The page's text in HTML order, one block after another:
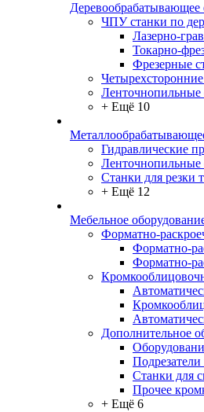
Деревообрабатывающее
ЧПУ станки по
Лазерно-
Токарно-
Фрезерные
Ленточнопильные
+ Ещё 10
Гидравлические
Ленточнопильные
Станки для резки
+ Ещё 12
Мебельное
Форматно-
Форматно-
Форматно-
Дополнительное
Станки для
Прочее
+ Ещё 6